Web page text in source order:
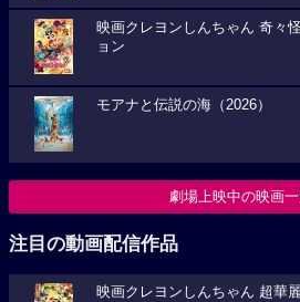
映画クレヨンしんちゃん 奇々
ョン
モアナと伝説の海（2026）
劇場上映中の映画
注目の動画配信作品
映画クレヨンしんちゃん 超華